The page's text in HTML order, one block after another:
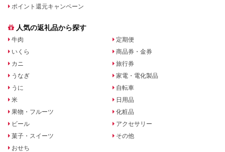
ポイント還元キャンペーン
人気の返礼品から探す
牛肉
いくら
カニ
うなぎ
うに
米
果物・フルーツ
ビール
菓子・スイーツ
おせち
定期便
商品券・金券
旅行券
家電・電化製品
自転車
日用品
化粧品
アクセサリー
その他